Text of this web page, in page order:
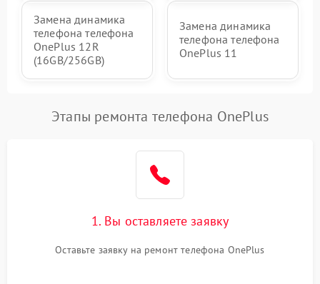
Замена динамика
телефона телефона
OnePlus 12R
(16GB/256GB)
Замена динамика
телефона телефона
OnePlus 11
Этапы ремонта телефона OnePlus
1. Вы оставляете заявку
Оставьте заявку на ремонт телефона OnePlus